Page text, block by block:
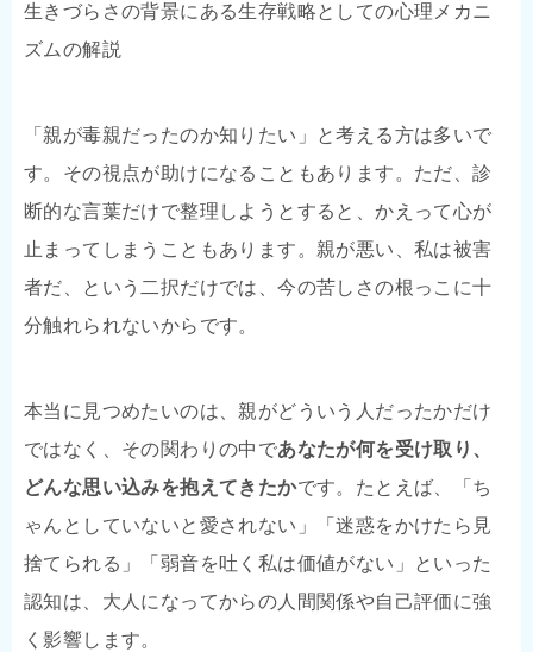
生きづらさの背景にある生存戦略としての心理メカニ
ズムの解説
「親が毒親だったのか知りたい」と考える方は多いで
す。その視点が助けになることもあります。ただ、診
断的な言葉だけで整理しようとすると、かえって心が
止まってしまうこともあります。親が悪い、私は被害
者だ、という二択だけでは、今の苦しさの根っこに十
分触れられないからです。
本当に見つめたいのは、親がどういう人だったかだけ
ではなく、その関わりの中であなたが何を受け取り、
どんな思い込みを抱えてきたかです。たとえば、「ち
ゃんとしていないと愛されない」「迷惑をかけたら見
捨てられる」「弱音を吐く私は価値がない」といった
認知は、大人になってからの人間関係や自己評価に強
く影響します。